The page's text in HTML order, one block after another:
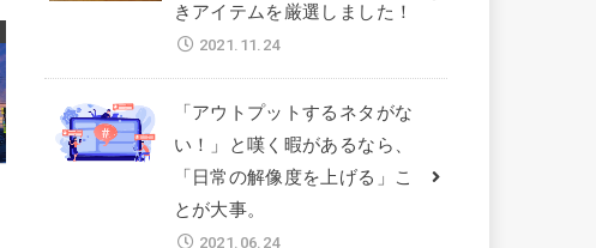
きアイテムを厳選しました！
2021.11.24
「アウトプットするネタがな
い！」と嘆く暇があるなら、
「日常の解像度を上げる」こ
とが大事。
2021.06.24